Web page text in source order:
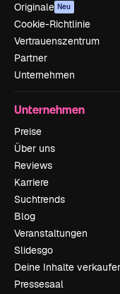
Originale Neu
Cookie-Richtlinie
Vertrauenszentrum
Partner
Unternehmen
Unternehmen
Preise
Über uns
Reviews
Karriere
Suchtrends
Blog
Veranstaltungen
Slidesgo
Deine Inhalte
Pressesaal